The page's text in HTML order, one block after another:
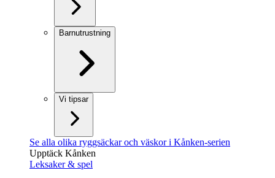
Barnutrustning
Vi tipsar
Se alla olika ryggsäckar och väskor i Kånken-serien
Upptäck Kånken
Leksaker & spel